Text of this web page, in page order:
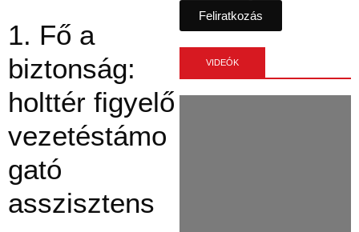
1. Fő a
biztonság:
holttér figyelő
vezetéstámo
gató
asszisztens
Feliratkozás
VIDEÓK